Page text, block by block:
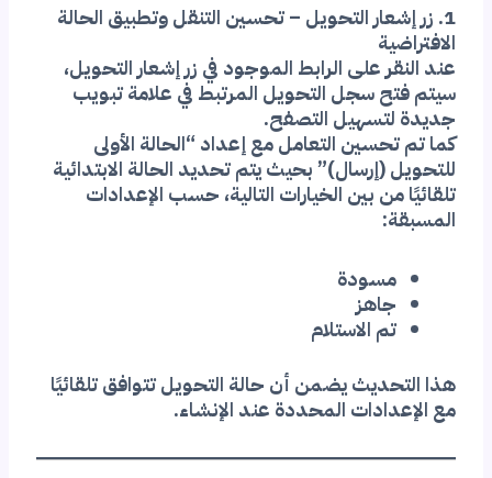
1. زر إشعار التحويل – تحسين التنقل وتطبيق الحالة
الافتراضية
عند النقر على الرابط الموجود في زر إشعار التحويل،
سيتم فتح سجل التحويل المرتبط في علامة تبويب
جديدة لتسهيل التصفح.
كما تم تحسين التعامل مع إعداد “الحالة الأولى
للتحويل (إرسال)” بحيث يتم تحديد الحالة الابتدائية
تلقائيًا من بين الخيارات التالية، حسب الإعدادات
المسبقة:
مسودة
جاهز
تم الاستلام
هذا التحديث يضمن أن حالة التحويل تتوافق تلقائيًا
مع الإعدادات المحددة عند الإنشاء.